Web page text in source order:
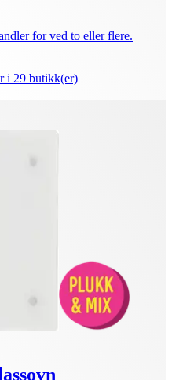
for ved to eller flere.
i 29 butikk(er)